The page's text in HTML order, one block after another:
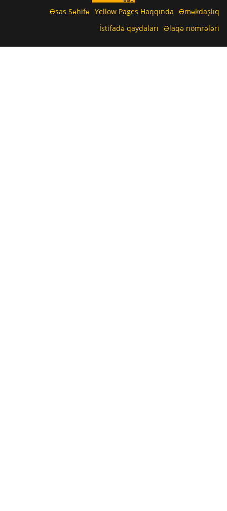
Əsas Səhifə Yellow Pages Haqqında Əməkdaşlıq
İstifadə qaydaları Əlaqə nömrələri